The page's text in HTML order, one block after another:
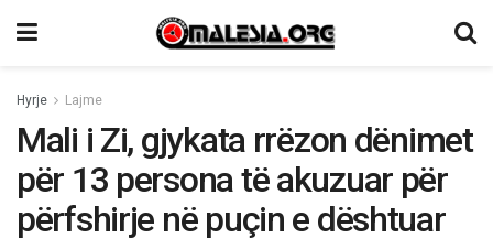
Hyrje Lajme
Mali i Zi, gjykata rrëzon dënimet
për 13 persona të akuzuar për
përfshirje në puçin e dështuar